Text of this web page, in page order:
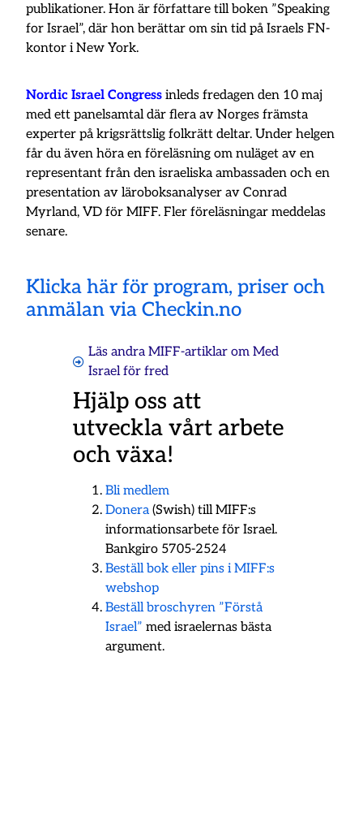
publikationer. Hon är författare till boken ”Speaking
for Israel”, där hon berättar om sin tid på Israels FN-
kontor i New York.
Nordic Israel Congress inleds fredagen den 10 maj
med ett panelsamtal där flera av Norges främsta
experter på krigsrättslig folkrätt deltar. Under helgen
får du även höra en föreläsning om nuläget av en
representant från den israeliska ambassaden och en
presentation av läroboksanalyser av Conrad
Myrland, VD för MIFF. Fler föreläsningar meddelas
senare.
Klicka här för program, priser och
anmälan via Checkin.no
Läs andra MIFF-artiklar om Med
Israel för fred
Hjälp oss att
utveckla vårt arbete
och växa!
Bli medlem
Donera(Swish) till MIFF:s
informationsarbete för Israel.
Bankgiro 5705-2524
Beställ bok eller pins i MIFF:s
webshop
Beställ broschyren ”Förstå
Israel” med israelernas bästa
argument.